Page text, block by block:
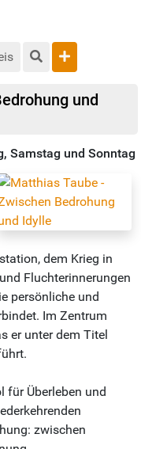
und
Samstag und Sonntag
dem Krieg in
Fluchterinnerungen
persönliche und
Im Zentrum
er unter dem Titel
für Überleben und
zwischen